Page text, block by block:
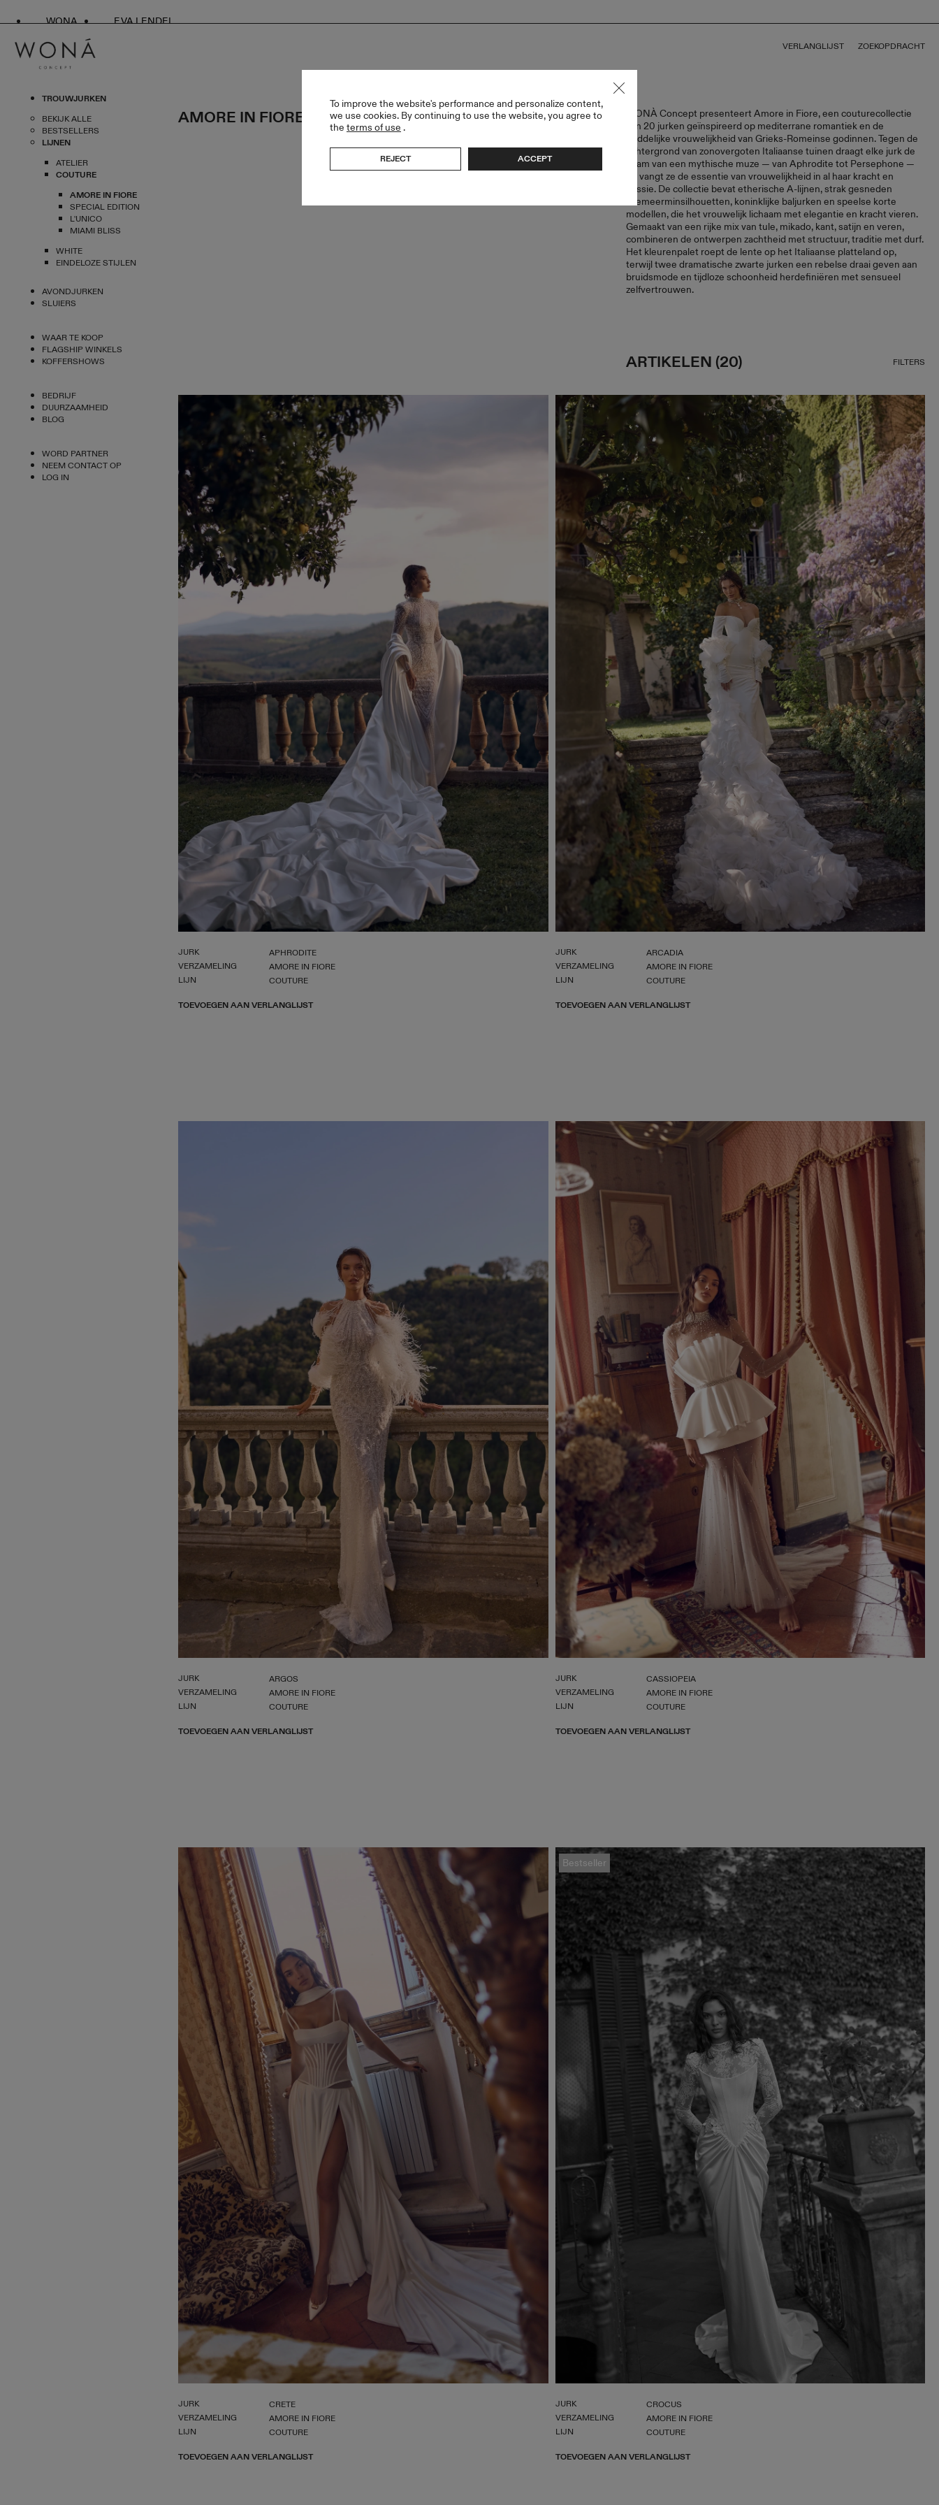
WONA EVA LENDEL
VERLANGLIJST ZOEKOPDRACHT
TROUWJURKEN
BEKIJK ALLE
BESTSELLERS
LIJNEN
ATELIER
COUTURE
AMORE IN FIORE
SPECIAL EDITION
L'UNICO
MIAMI BLISS
WHITE
EINDELOZE STIJLEN
AVONDJURKEN
SLUIERS
WAAR TE KOOP
FLAGSHIP WINKELS
KOFFERSHOWS
BEDRIJF
DUURZAAMHEID
BLOG
WORD PARTNER
NEEM CONTACT OP
LOG IN
AMORE IN FIORE
WONÀ Concept presenteert Amore in Fiore, een couturecollectie
van 20 jurken geïnspireerd op mediterrane romantiek en de
goddelijke vrouwelijkheid van Grieks-Romeinse godinnen. Tegen de
achtergrond van zonovergoten Italiaanse tuinen draagt elke jurk de
naam van een mythische muze — van Aphrodite tot Persephone —
en vangt ze de essentie van vrouwelijkheid in al haar kracht en
passie. De collectie bevat etherische A-lijnen, strak gesneden
zeemeerminsilhouetten, koninklijke baljurken en speelse korte
modellen, die het vrouwelijk lichaam met elegantie en kracht vieren.
Gemaakt van een rijke mix van tule, mikado, kant, satijn en veren,
combineren de ontwerpen zachtheid met structuur, traditie met durf.
Het kleurenpalet roept de lente op het Italiaanse platteland op,
terwijl twee dramatische zwarte jurken een rebelse draai geven aan
bruidsmode en tijdloze schoonheid herdefiniëren met sensueel
zelfvertrouwen.
ARTIKELEN (20) FILTERS
JURK
APHRODITE
VERZAMELING
AMORE IN FIORE
LIJN
COUTURE
TOEVOEGEN AAN VERLANGLIJST
JURK
ARCADIA
VERZAMELING
AMORE IN FIORE
LIJN
COUTURE
TOEVOEGEN AAN VERLANGLIJST
JURK
ARGOS
VERZAMELING
AMORE IN FIORE
LIJN
COUTURE
TOEVOEGEN AAN VERLANGLIJST
JURK
CASSIOPEIA
VERZAMELING
AMORE IN FIORE
LIJN
COUTURE
TOEVOEGEN AAN VERLANGLIJST
JURK
CRETE
VERZAMELING
AMORE IN FIORE
LIJN
COUTURE
TOEVOEGEN AAN VERLANGLIJST
Bestseller
JURK
CROCUS
VERZAMELING
AMORE IN FIORE
LIJN
COUTURE
TOEVOEGEN AAN VERLANGLIJST
To improve the website's performance and personalize content,
we use cookies. By continuing to use the website, you agree to
the terms of use .
REJECT ACCEPT